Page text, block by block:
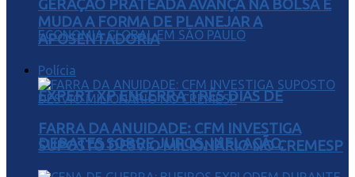
EXPERT XP ENCERRA TRÊS DIAS DE
DEBATES SOBRE JUROS, INFLAÇÃO,
GERAÇÃO PRATEADA AVANÇA NA BOLSA E
MUDA A FORMA DE PLANEJAR A
APOSENTADORIA
Polícia
FARRA DA ANUIDADE: CFM INVESTIGA
SUPOSTO DESVIO MILIONÁRIO NO CREMESP